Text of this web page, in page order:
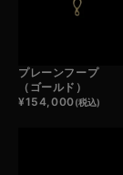
プレーンフープ
（ゴールド）
¥154,000(税込)